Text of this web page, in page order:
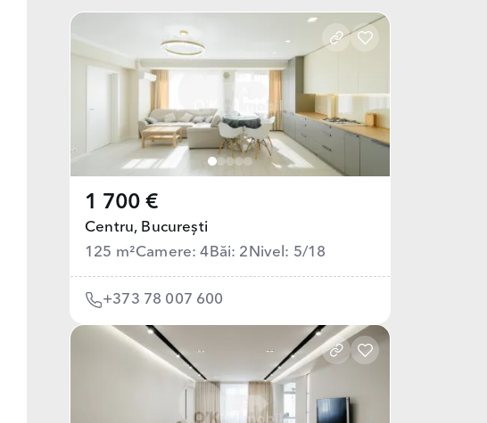
1 700 €
Centru, București
125 m²Camere: 4 Băi: 2 Nivel: 5/18
+373 78 007 600